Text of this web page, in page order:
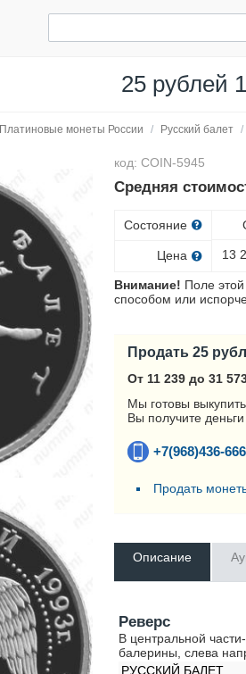
25 рублей
Платиновые монеты России / Русский балет /
код: COIN-5945
Средняя
Состояние
Цена 13
Внимание! Поле
способом или
Продать 25
От 11 239 до 31
Мы готовы
Вы получите
+7(968)436-
Продать
Описание
Реверс
В центральной
балерины, слева
РУССКИЙ БАЛЕТ